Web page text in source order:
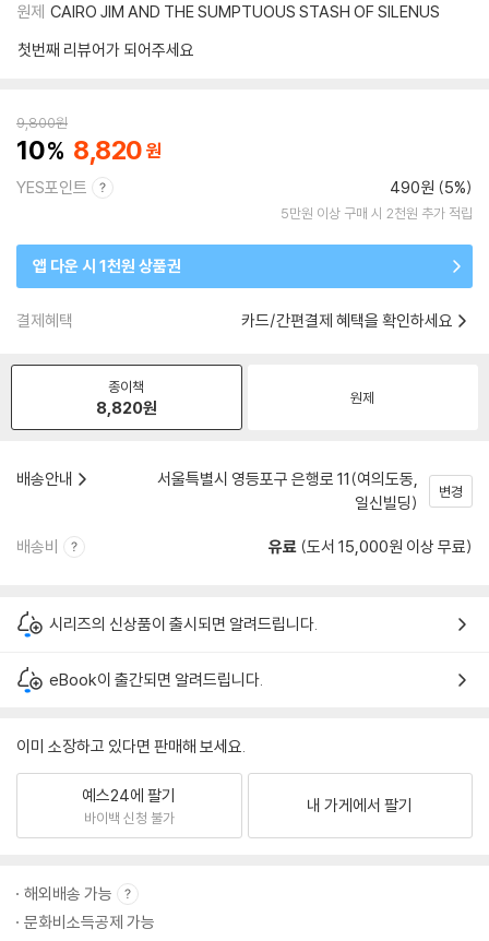
원제 CAIRO JIM AND THE SUMPTUOUS STASH OF SILENUS
첫번째 리뷰어가 되어주세요
9,800원
10 8,820
YES포인트 490원 (5%)
5만원 이상 구매 시 2천원 추가 적립
앱 다운 시 1천원 상품권
결제혜택 카드/간편결제 혜택을 확인하세요
종이책
8,820원 원제
배송안내
서울특별시 영등포구 은행로 11(여의도동,
일신빌딩)
변경
배송비 유료 (도서 15,000원 이상 무료)
시리즈의 신상품이 출시되면 알려드립니다.
eBook이 출간되면 알려드립니다.
이미 소장하고 있다면 판매해 보세요.
예스24에 팔기
바이백 신청 불가
내 가게에서 팔기
해외배송 가능
문화비소득공제 가능